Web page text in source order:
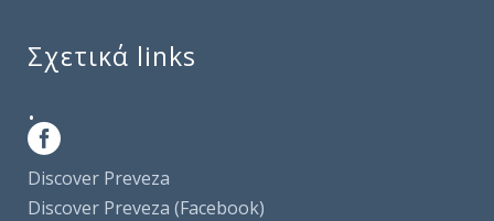
Σχετικά links
.
Discover Preveza
Discover Preveza (Facebook)